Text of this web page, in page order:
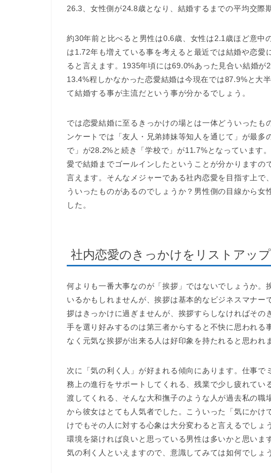
26.3、女性側が24.8歳となり、結婚するまでの平均交際
約30年前と比べると男性は0.6歳、女性は2.1歳ほど意中
は1.72年も増えている事を考えると最近では結婚や恋愛
ると言えます。1935年頃には69.0%あった見合い結婚が
13.4%程しかなかった恋愛結婚は今現在では87.9%と大
て結婚する事が主流だという事が分かるでしょう。
では恋愛結婚に至るきっかけの場とは一体どういったも
ンケートでは「友人・兄弟姉妹等知人を通じて」が最多
で」が28.2%と続き「学校で」が11.7%となっています
愛で結婚までゴールインしたということが分かりますの
言えます。そんなメジャーである社内恋愛を目指す上で
ういったものがあるのでしょうか？男性側の目線から女
した。
社内恋愛のきっかけをリストアッ
何よりも一番大事なのが「挨拶」ではないでしょうか。
いるかもしれませんが、挨拶は基本的なビジネスマナ
拶はきっかけに過ぎませんが、挨拶すらしなければその
手を選り好みするのは第三者からすると不快に思われる
なく元気な挨拶が出来る人は好印象を持たれると思われ
次に「気の利く人」が好まれる傾向にあります。仕事で
務上の進行をサポートしてくれる、残業で少し疲れてい
渡してくれる、そんな大和撫子のような人が過去私の職
から彼女はとても人気者でした。こういった「気にかけ
けでもその人に対する心象は大分変わると言えるでしょ
環境を築ければ良いと思っている男性は多いかと思いま
気の利く人といえますので、意識してみては如何でしょ